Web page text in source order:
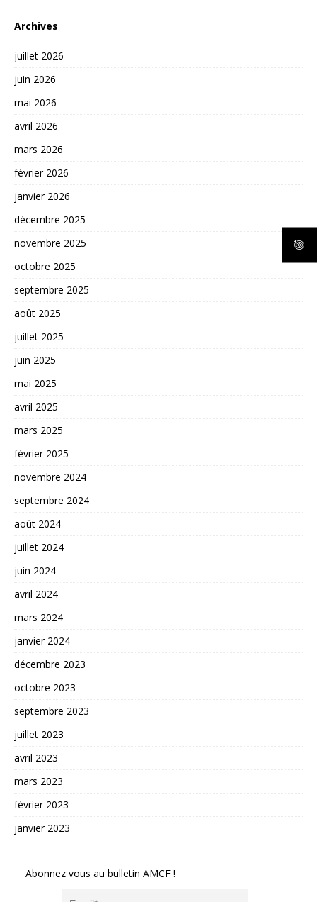
Archives
juillet 2026
juin 2026
mai 2026
avril 2026
mars 2026
février 2026
janvier 2026
décembre 2025
novembre 2025
octobre 2025
septembre 2025
août 2025
juillet 2025
juin 2025
mai 2025
avril 2025
mars 2025
février 2025
novembre 2024
septembre 2024
août 2024
juillet 2024
juin 2024
avril 2024
mars 2024
janvier 2024
décembre 2023
octobre 2023
septembre 2023
juillet 2023
avril 2023
mars 2023
février 2023
janvier 2023
Abonnez vous au bulletin AMCF !